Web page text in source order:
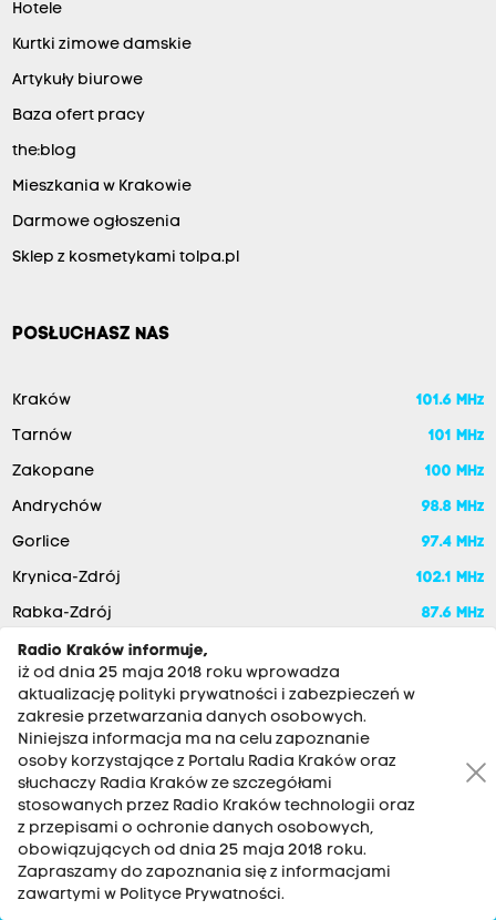
Hotele
Kurtki zimowe damskie
Artykuły biurowe
Baza ofert pracy
the:blog
Mieszkania w Krakowie
Darmowe ogłoszenia
Sklep z kosmetykami tolpa.pl
POSŁUCHASZ NAS
Kraków 101.6 MHz
Tarnów 101 MHz
Zakopane 100 MHz
Andrychów 98.8 MHz
Gorlice 97.4 MHz
Krynica-Zdrój 102.1 MHz
Rabka-Zdrój 87.6 MHz
Szczawnica
Nowy Sącz
RADIO KRAKÓW SA. Aleja Juliusza Słowackiego 22, 30-007
Radio Kraków informuje,
iż od dnia 25 maja 2018 roku wprowadza
aktualizację polityki prywatności i zabezpieczeń w
zakresie przetwarzania danych osobowych.
Niniejsza informacja ma na celu zapoznanie
osoby korzystające z Portalu Radia Kraków oraz
słuchaczy Radia Kraków ze szczegółami
stosowanych przez Radio Kraków technologii oraz
z przepisami o ochronie danych osobowych,
obowiązujących od dnia 25 maja 2018 roku.
Zapraszamy do zapoznania się z informacjami
zawartymi w Polityce Prywatności.